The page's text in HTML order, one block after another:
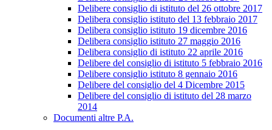
Delibere consiglio di istituto del 26 ottobre 2017
Delibera consiglio istituto del 13 febbraio 2017
Delibera consiglio istituto 19 dicembre 2016
Delibera consiglio istituto 27 maggio 2016
Delibera consiglio di istituto 22 aprile 2016
Delibere del consiglio di istituto 5 febbraio 2016
Delibere consiglio istituto 8 gennaio 2016
Delibere del consiglio del 4 Dicembre 2015
Delibere del consiglio di istituto del 28 marzo
2014
Documenti altre P.A.